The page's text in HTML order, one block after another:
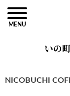
MENU
いの
NICOBUCHI